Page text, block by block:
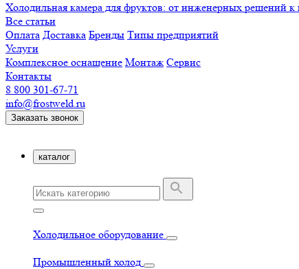
Холодильная камера для фруктов: от инженерных решений к
Все статьи
Оплата Доставка Бренды Типы предприятий
Услуги
Комплексное оснащение Монтаж Сервис
Контакты
8 800 301-67-71
info@frostweld.ru
Заказать звонок
каталог
Холодильное оборудование
Промышленный холод